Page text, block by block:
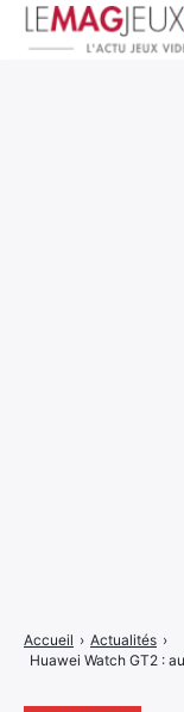
Accueil › Actualités ›
Huawei Watch GT2 :